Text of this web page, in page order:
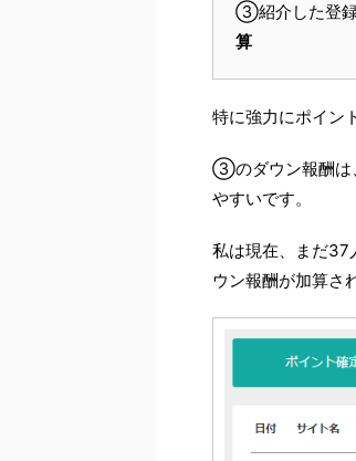
③紹介した登録
算
特に強力にポイン
③のダウン報酬は
やすいです。
私は現在、まだ37
ウン報酬が加算さ